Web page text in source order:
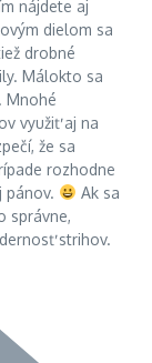
nájdete aj
dielom sa
drobné
Málokto sa
Mnohé
využiť aj na
že sa
rozhodne
pánov.
Ak sa
správne,
strihov.